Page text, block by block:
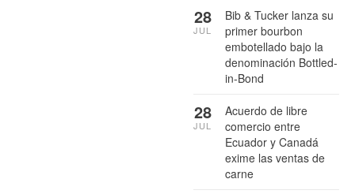
Bib & Tucker lanza su
primer bourbon
embotellado bajo la
denominación Bottled-
in-Bond
28
JUL
Acuerdo de libre
comercio entre
Ecuador y Canadá
exime las ventas de
carne
28
JUL